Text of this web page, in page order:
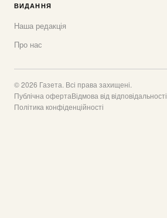
ВИДАННЯ
Наша редакція
Про нас
© 2026 Газета. Всі права захищені.
Публічна офертаВідмова від відповідальності
Політика конфіденційності